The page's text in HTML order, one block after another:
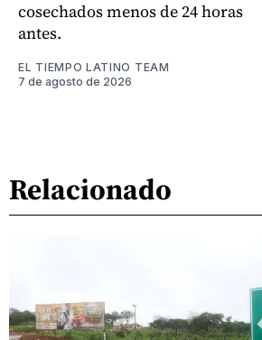
cosechados menos de 24 horas
antes.
EL TIEMPO LATINO TEAM
7 de agosto de 2026
Relacionado